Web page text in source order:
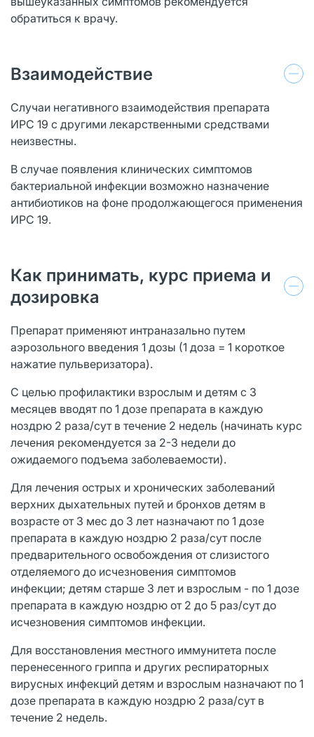
обратиться к врачу.
Взаимодействие
Случаи негативного взаимодействия препарата
ИРС 19 с другими лекарственными средствами
неизвестны.
В случае появления клинических симптомов
бактериальной инфекции возможно назначение
антибиотиков на фоне продолжающегося применения
ИРС 19.
Как принимать, курс приема и
дозировка
Препарат применяют интраназально путем
аэрозольного введения 1 дозы (1 доза = 1 короткое
нажатие пульверизатора).
С целью профилактики взрослым и детям с 3
месяцев вводят по 1 дозе препарата в каждую
ноздрю 2 раза/сут в течение 2 недель (начинать курс
лечения рекомендуется за 2-3 недели до
ожидаемого подъема заболеваемости).
Для лечения острых и хронических заболеваний
верхних дыхательных путей и бронхов детям в
возрасте от 3 мес до 3 лет назначают по 1 дозе
препарата в каждую ноздрю 2 раза/сут после
предварительного освобождения от слизистого
отделяемого до исчезновения симптомов
инфекции; детям старше 3 лет и взрослым - по 1 дозе
препарата в каждую ноздрю от 2 до 5 раз/сут до
исчезновения симптомов инфекции.
Для восстановления местного иммунитета после
перенесенного гриппа и других респираторных
вирусных инфекций детям и взрослым назначают по 1
дозе препарата в каждую ноздрю 2 раза/сут в
течение 2 недель.